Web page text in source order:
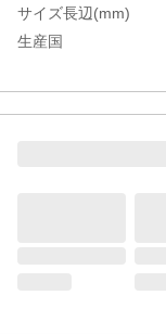
サイズ長辺(mm)
生産国
材質1